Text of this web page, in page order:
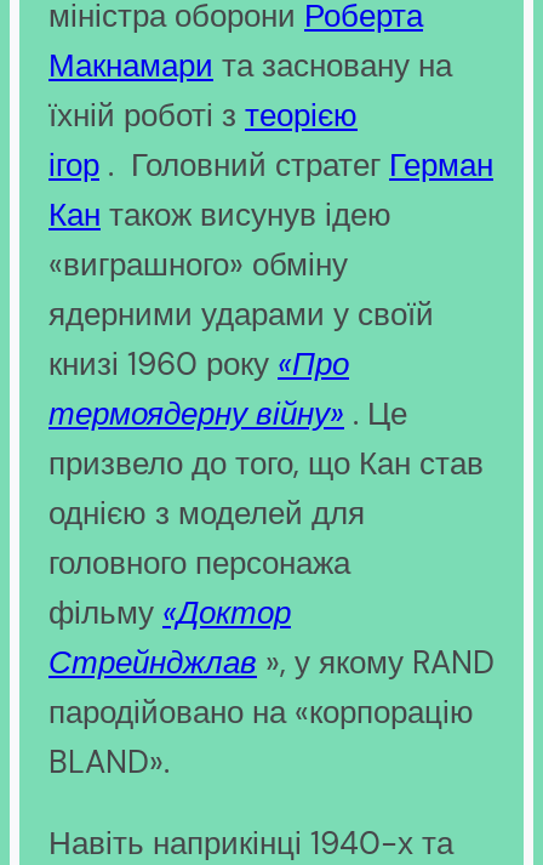
міністра оборони Роберта
Макнамари та засновану на
їхній роботі з теорією
ігор . Головний стратег Герман
Кан також висунув ідею
«виграшного» обміну
ядерними ударами у своїй
книзі 1960 року «Про
термоядерну війну» . Це
призвело до того, що Кан став
однією з моделей для
головного персонажа
фільму «Доктор
Стрейнджлав », у якому RAND
пародійовано на «корпорацію
BLAND».
Навіть наприкінці 1940-х та